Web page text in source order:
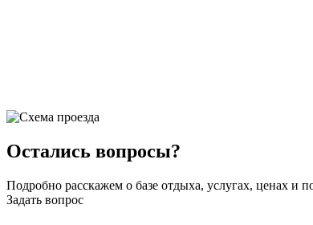
Остались вопросы?
Подробно расскажем о базе отдыха, услугах, ценах и
Задать вопрос